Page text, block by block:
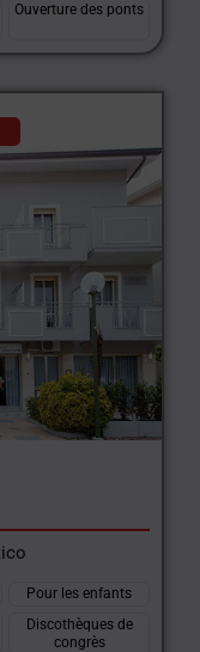
Ouverture des ponts
Pour les enfants
Discothèques de
congrès